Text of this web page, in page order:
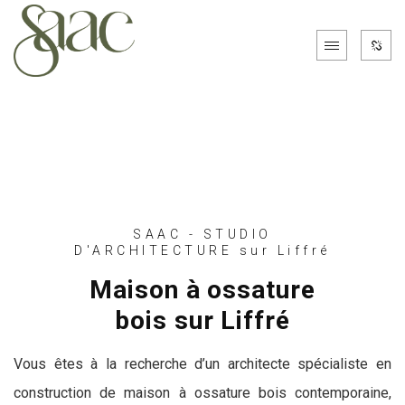
SAAC - STUDIO
D'ARCHITECTURE sur Liffré
Maison à ossature
bois sur Liffré
Vous êtes à la recherche d’un architecte spécialiste en
construction de maison à ossature bois contemporaine,